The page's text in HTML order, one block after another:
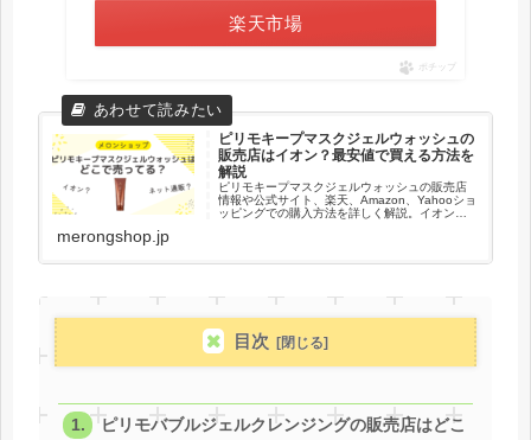
楽天市場
ポチップ
ピリモキープマスクジェルウォッシュの
販売店はイオン？最安値で買える方法を
解説
ピリモキープマスクジェルウォッシュの販売店
情報や公式サイト、楽天、Amazon、Yahooショ
ッピングでの購入方法を詳しく解説。イオンや
merongshop.jp
目次
ピリモバブルジェルクレンジングの販売店はどこ